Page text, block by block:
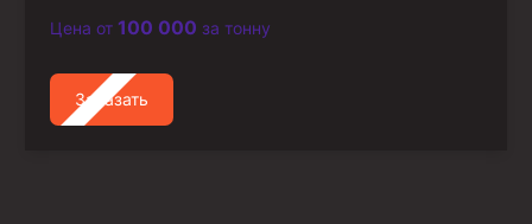
Цена от 100 000 за тонну
Заказать